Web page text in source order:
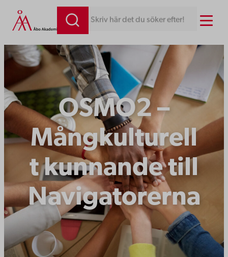
Hoppa
till
innehåll
Skriv här det du söker efter! Menu
OSMO2 –
Mångkulturell
t kunnande till
Navigatorerna